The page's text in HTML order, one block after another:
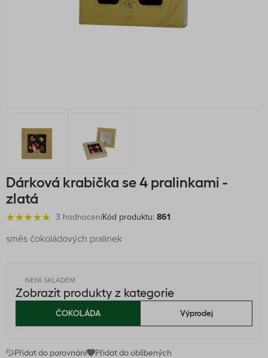
Dárková krabička se 4 pralinkami -
zlatá
3 hodnoceníKód produktu: 861
směs čokoládových pralinek
NENÍ SKLADEM
Zobrazit produkty z kategorie
ČOKOLÁDA Výprodej
Přidat do porovnání Přidat do oblíbených